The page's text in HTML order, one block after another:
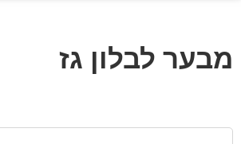
מבער לבלון גז